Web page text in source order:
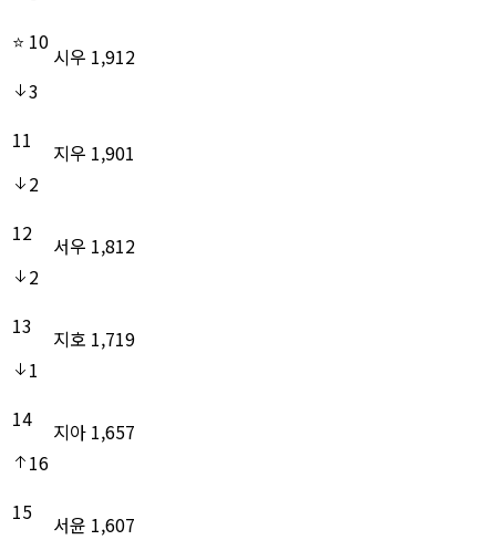
⭐ 10
3
시우 1,912
11
2
지우 1,901
12
2
서우 1,812
13
1
지호 1,719
14
16
지아 1,657
15
서윤 1,607